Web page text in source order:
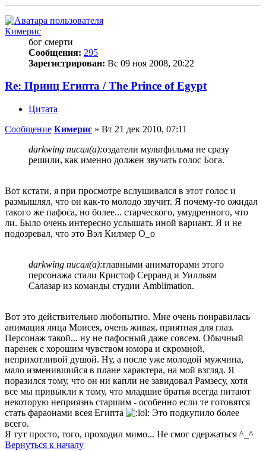
Кимерис
бог смерти
Сообщения: 295
Зарегистрирован: Вс 09 ноя 2008, 20:22
Re: Принц Египта / The Prince of Egypt
Цитата
Сообщение Кимерис » Вт 21 дек 2010, 07:11
darkwing писал(а):оздатели мультфильма не сразу
решили, как именно должен звучать голос Бога.
Вот кстати, я при просмотре вслушивался в этот голос и
размышлял, что он как-то молодо звучит. Я почему-то ожидал
такого же пафоса, но более... старческого, умудренного, что
ли. Было очень интересно услышать иной вариант. Я и не
подозревал, что это Вэл Килмер О_о
darkwing писал(а):главными аниматорами этого
персонажа стали Кристоф Серранд и Уилльям
Салазар из команды студии Amblimation.
Вот это действительно любопытно. Мне очень понравилась
анимация лица Моисея, очень живая, приятная для глаз.
Персонаж такой... ну не пафосный даже совсем. Обычный
паренек с хорошим чувством юмора и скромной,
неприхотливой душой. Ну, а после уже молодой мужчина,
мало изменившийся в плане характера, на мой взгляд. Я
поразился тому, что он ни капли не завидовал Рамзесу, хотя
все мы привыкли к тому, что младшие братья всегда питают
некоторую неприязнь старшим - особенно если те готовятся
стать фараонами всея Египта
Это подкупило более
всего.
Я тут просто, того, проходил мимо... Не смог сдержаться ^_^
Вернуться к началу